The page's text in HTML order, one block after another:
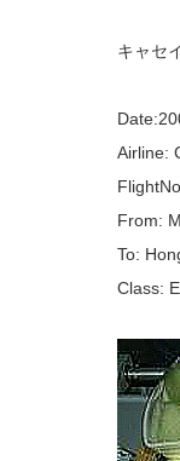
キャセ
Airline:
From:
To:
Class: